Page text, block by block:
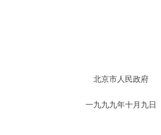
北京市人民政府
一九九九年十月九日